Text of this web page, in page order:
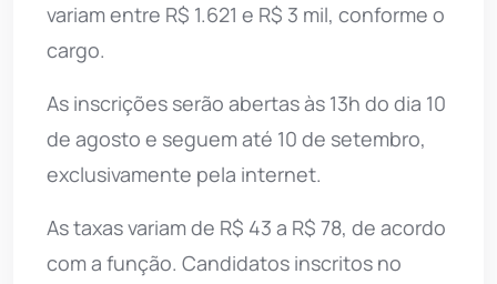
variam entre R$ 1.621 e R$ 3 mil, conforme o
cargo.
As inscrições serão abertas às 13h do dia 10
de agosto e seguem até 10 de setembro,
exclusivamente pela internet.
As taxas variam de R$ 43 a R$ 78, de acordo
com a função. Candidatos inscritos no